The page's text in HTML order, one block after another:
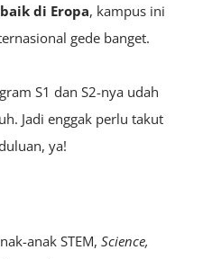
di Eropa, kampus ini
gede banget.
S1 dan S2-nya udah
Jadi enggak perlu takut
ya!
anak STEM, Science,